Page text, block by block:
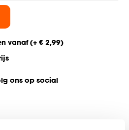
vanaf (+ € 2,99)
ons op social
het voor je!